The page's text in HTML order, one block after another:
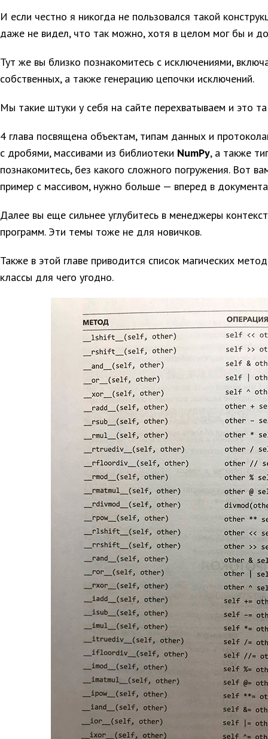
И если честно я никогда не пользовался такой
даже не видел, что так можно, хотя в целом мог бы и
Тут же вы близко познакомитесь с исключениями,
собственных, а также генерацию цепочки исключений.
Мы такие штуки у себя на сайте перехватываем и это
4 глава посвящена объектам, типам данных и
с дробями, массивами из библиотеки NumPy, а также
познакомитесь, без какого сложного погружения. Вот
пример с массивом, нужно больше — вперед в
Далее вы еще сильнее углубитесь в менеджеры
программ. Эти темы тоже не для новичков.
Также в этой главе приводится список магических
классы для чего угодно.